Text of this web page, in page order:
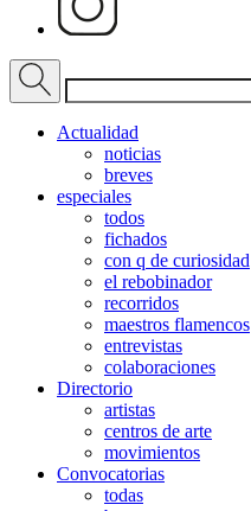
Actualidad
noticias
breves
especiales
todos
fichados
con q de curiosidad
el rebobinador
recorridos
maestros flamencos
entrevistas
colaboraciones
Directorio
artistas
centros de arte
movimientos
Convocatorias
todas